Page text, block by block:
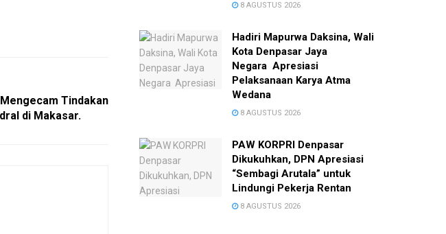
Tindakan
di Makasar.
8 AGUSTUS 2026
Hadiri Mapurwa Daksina, Wali
Kota Denpasar Jaya
Negara Apresiasi
Pelaksanaan Karya Atma
Wedana
8 AGUSTUS 2026
PAW KORPRI Denpasar
Dikukuhkan, DPN Apresiasi
“Sembagi Arutala” untuk
Lindungi Pekerja Rentan
8 AGUSTUS 2026